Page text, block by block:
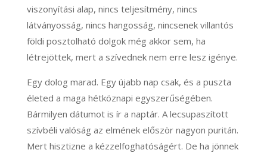
viszonyítási alap, nincs teljesítmény, nincs
látványosság, nincs hangosság, nincsenek villantós
földi posztolható dolgok még akkor sem, ha
létrejöttek, mert a szívednek nem erre lesz igénye.
Egy dolog marad. Egy újabb nap csak, és a puszta
életed a maga hétköznapi egyszerűségében.
Bármilyen dátumot is ír a naptár. A lecsupaszított
szívbéli valóság az elmének először nagyon puritán.
Mert hisztizne a kézzelfoghatóságért. De ha jönnek